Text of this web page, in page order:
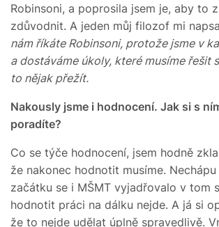
Robinsoni, a poprosila jsem je, aby to
zdůvodnit. A jeden můj filozof mi
nám říkáte Robinsoni, protože jsme v
a dostáváme úkoly, které musíme řešit
to nějak přežít.
Nakously jsme i hodnocení. Jak si s
poradíte?
Co se týče hodnocení, jsem hodně
že nakonec hodnotit musíme.
začátku se i MŠMT vyjadřovalo v tom
hodnotit práci na dálku nejde. A já si
že to nejde udělat úplně spravedlivě.